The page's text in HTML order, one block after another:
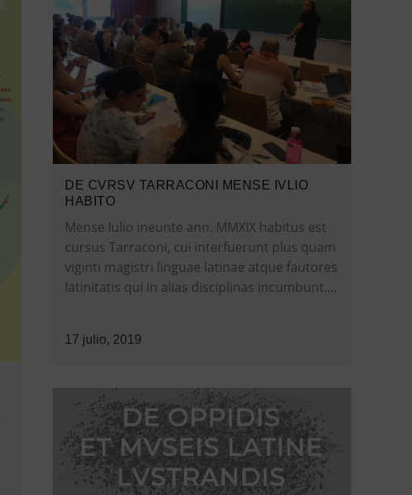
DE CVRSV TARRACONI MENSE IVLIO
HABITO
Mense Iulio ineunte ann. MMXIX habitus est
cursus Tarraconi, cui interfuerunt plus quam
viginti magistri linguae latinae atque fautores
latinitatis qui in alias disciplinas incumbunt....
17 julio, 2019